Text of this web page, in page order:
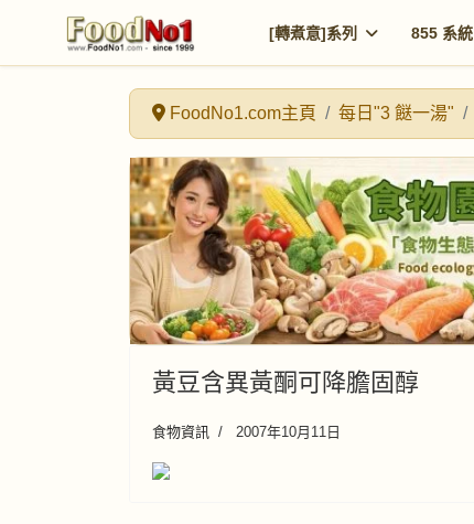
[轉煮意]系列 855 系統
FoodNo1.com主頁 每日"3 餸一湯"
黃豆含異黃酮可降膽固醇
食物資訊 2007年10月11日